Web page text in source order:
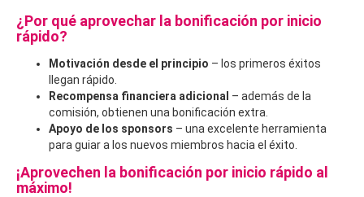
¿Por qué aprovechar la bonificación por inicio
rápido?
Motivación desde el principio – los primeros éxitos
llegan rápido.
Recompensa financiera adicional – además de la
comisión, obtienen una bonificación extra.
Apoyo de los sponsors – una excelente herramienta
para guiar a los nuevos miembros hacia el éxito.
¡Aprovechen la bonificación por inicio rápido al
máximo!